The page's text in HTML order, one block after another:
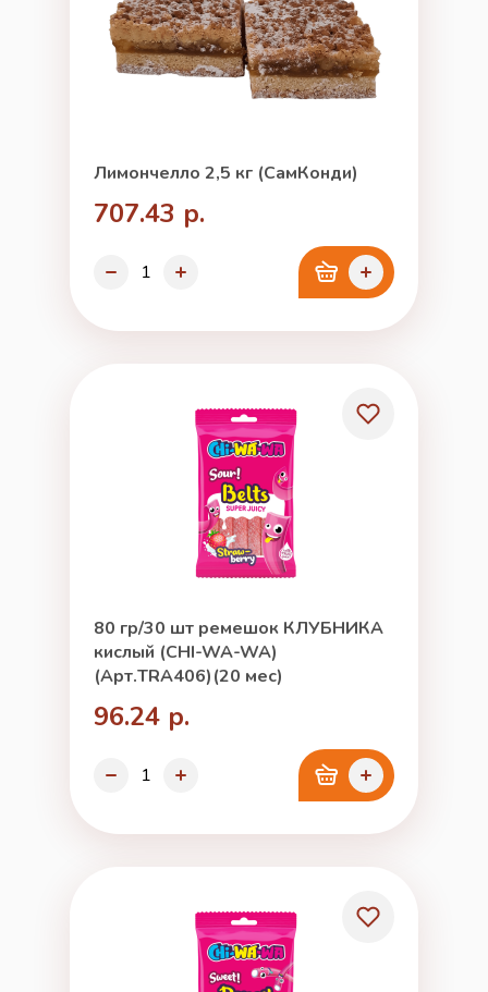
Лимончелло 2,5 кг (СамКонди)
707.43 р.
80 гр/30 шт ремешок КЛУБНИКА
кислый (CHI-WA-WA)
(Арт.TRA406)(20 мес)
96.24 р.